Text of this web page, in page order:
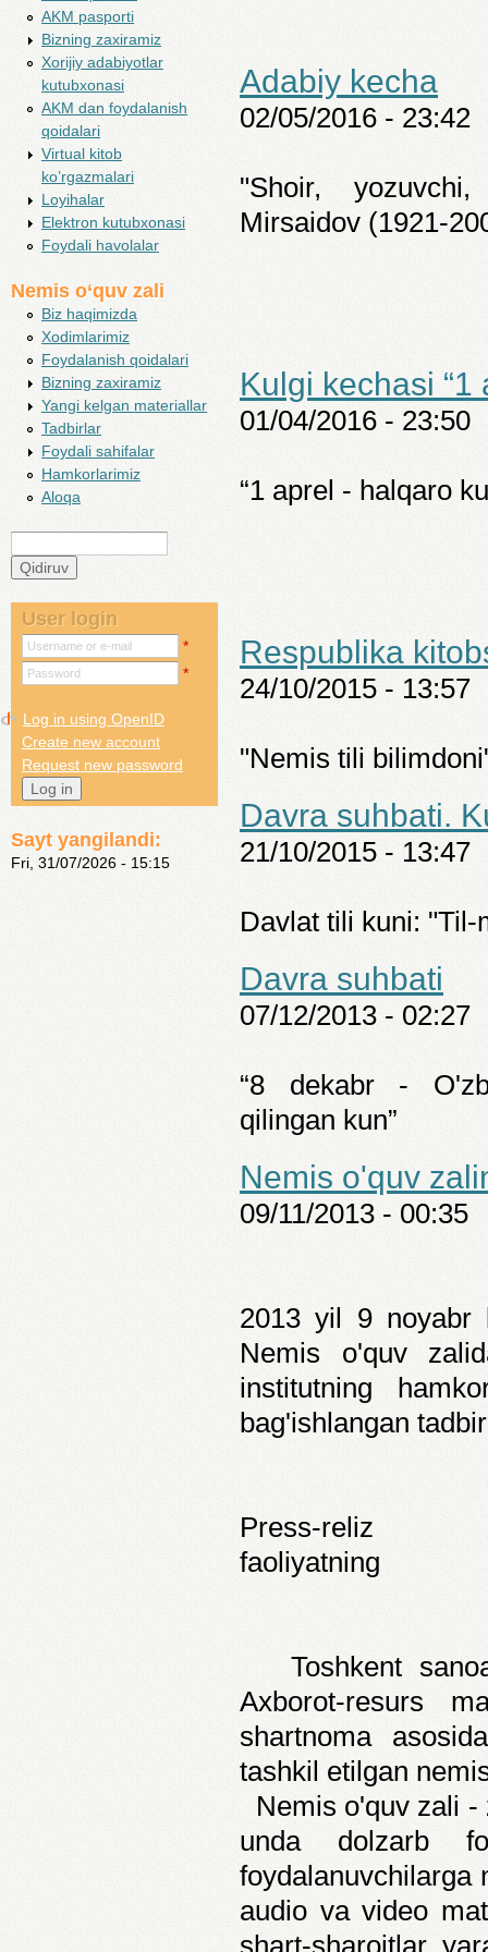
Adabiy kecha
02/05/2016 - 23:42
"Shoir,
Mirsaidov (1921-
Kulgi kechasi “1
01/04/2016 - 23:50
“1 aprel - halqaro
Respublika
24/10/2015 - 13:57
"Nemis tili
Davra suhbati.
21/10/2015 - 13:47
Davlat tili kuni:
Davra suhbati
07/12/2013 - 02:27
“8 dekabr -
qilingan kun”
Nemis o'quv
09/11/2013 - 00:35
2013 yil 9 noyabr
Nemis o'quv
institutning
bag'ishlangan
Press-reliz
Toshkent
Axborot-resurs
shartnoma
tashkil etilgan
Nemis o'quv zali -
unda dolzarb
foydalanuvchilarga
audio va video
AKM pasporti
Bizning zaxiramiz
Xorijiy adabiyotlar
kutubxonasi
AKM dan foydalanish
qoidalari
Virtual kitob
ko’rgazmalari
Loyihalar
Elektron kutubxonasi
Foydali havolalar
Nemis o‘quv zali
Biz haqimizda
Xodimlarimiz
Foydalanish qoidalari
Bizning zaxiramiz
Yangi kelgan materiallar
Tadbirlar
Foydali sahifalar
Hamkorlarimiz
Aloqa
Search form
User login
Username or e-mail *
Password *
Log in using OpenID
Create new account
Request new password
Sayt yangilandi:
Fri, 31/07/2026 - 15:15